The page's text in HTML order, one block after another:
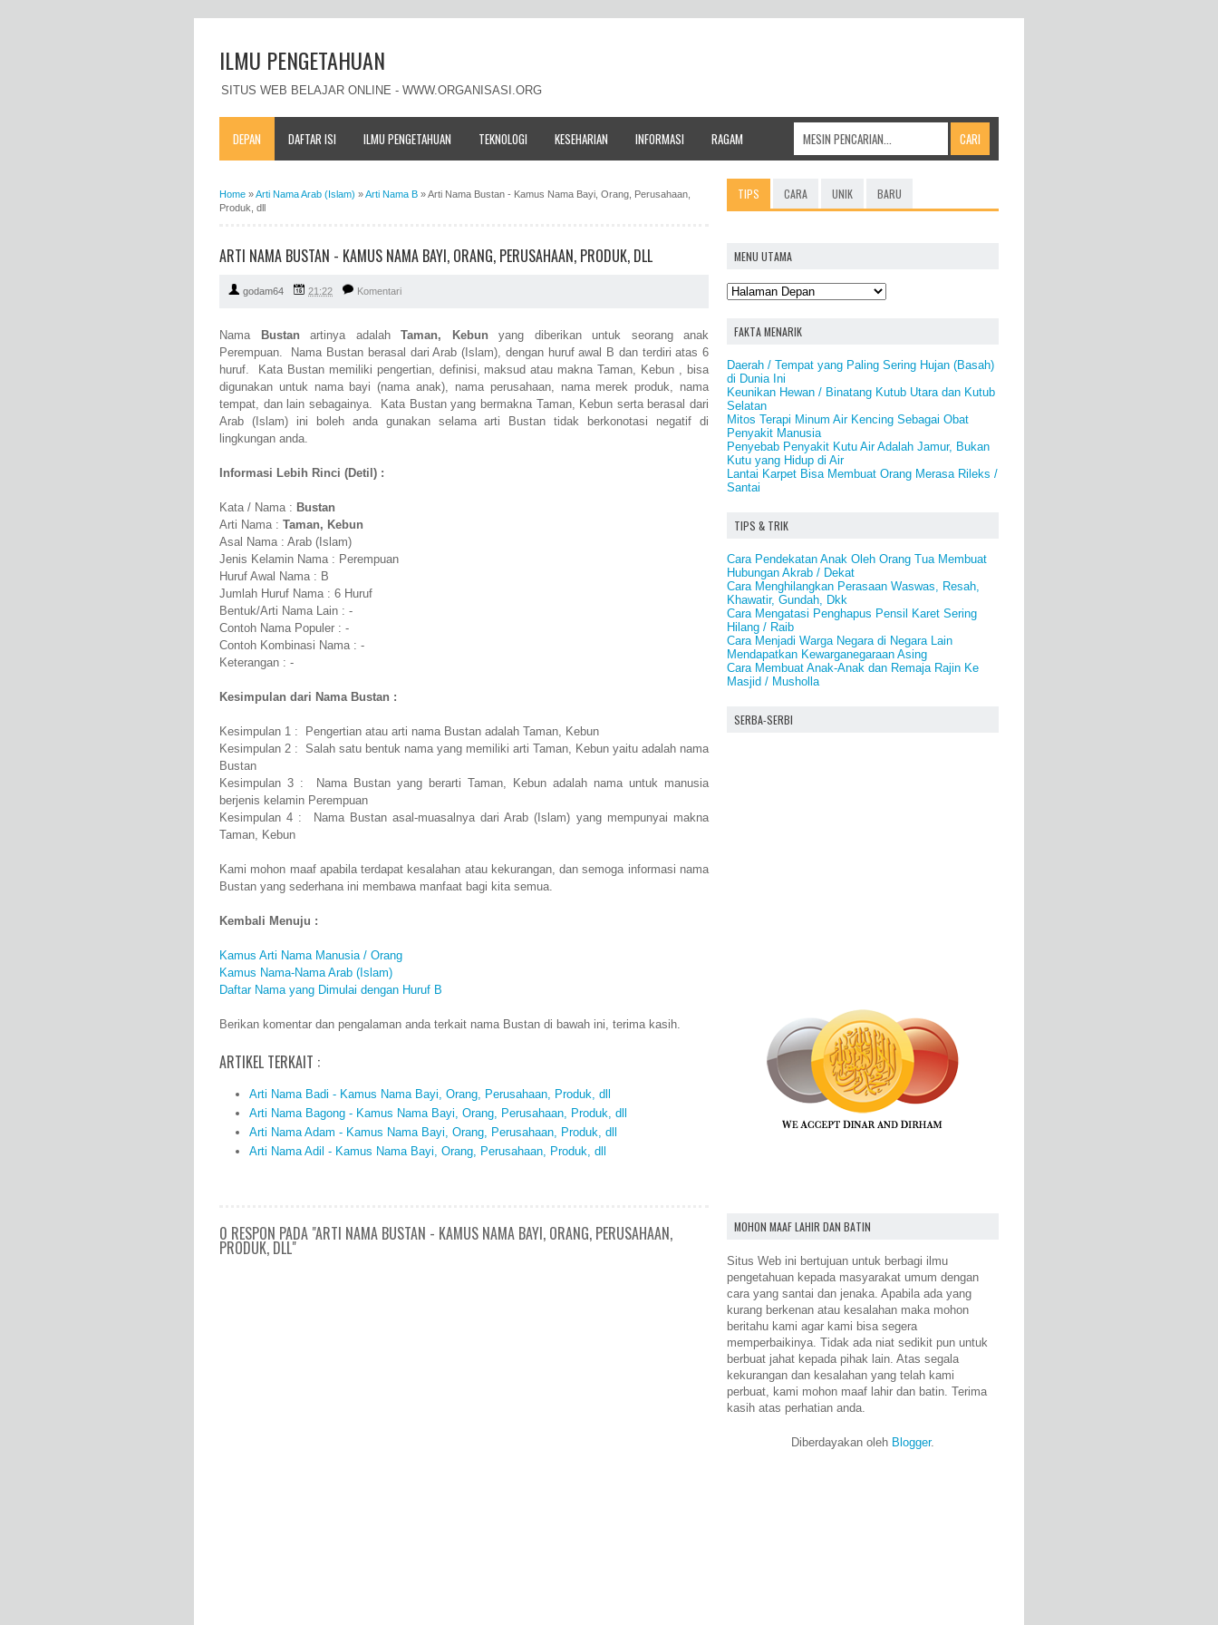
ILMU PENGETAHUAN
SITUS WEB BELAJAR ONLINE - WWW.ORGANISASI.ORG
DEPAN DAFTAR ISI ILMU PENGETAHUAN TEKNOLOGI KESEHARIAN INFORMASI RAGAM
Home »Arti Nama Arab (Islam) »Arti Nama B »Arti Nama Bustan - Kamus Nama Bayi, Orang, Perusahaan,
Produk, dll
ARTI NAMA BUSTAN - KAMUS NAMA BAYI, ORANG, PERUSAHAAN, PRODUK, DLL
godam64 21:22 Komentari
Nama Bustan artinya adalah Taman, Kebun yang diberikan untuk seorang anak
Perempuan. Nama Bustan berasal dari Arab (Islam), dengan huruf awal B dan terdiri atas 6
huruf. Kata Bustan memiliki pengertian, definisi, maksud atau makna Taman, Kebun , bisa
digunakan untuk nama bayi (nama anak), nama perusahaan, nama merek produk, nama
tempat, dan lain sebagainya. Kata Bustan yang bermakna Taman, Kebun serta berasal dari
Arab (Islam) ini boleh anda gunakan selama arti Bustan tidak berkonotasi negatif di
lingkungan anda.
Informasi Lebih Rinci (Detil) :
Kata / Nama : Bustan
Arti Nama : Taman, Kebun
Asal Nama : Arab (Islam)
Jenis Kelamin Nama : Perempuan
Huruf Awal Nama : B
Jumlah Huruf Nama : 6 Huruf
Bentuk/Arti Nama Lain : -
Contoh Nama Populer : -
Contoh Kombinasi Nama : -
Keterangan : -
Kesimpulan dari Nama Bustan :
Kesimpulan 1 : Pengertian atau arti nama Bustan adalah Taman, Kebun
Kesimpulan 2 : Salah satu bentuk nama yang memiliki arti Taman, Kebun yaitu adalah nama
Bustan
Kesimpulan 3 : Nama Bustan yang berarti Taman, Kebun adalah nama untuk manusia
berjenis kelamin Perempuan
Kesimpulan 4 : Nama Bustan asal-muasalnya dari Arab (Islam) yang mempunyai makna
Taman, Kebun
Kami mohon maaf apabila terdapat kesalahan atau kekurangan, dan semoga informasi nama
Bustan yang sederhana ini membawa manfaat bagi kita semua.
Kembali Menuju :
Kamus Arti Nama Manusia / Orang
Kamus Nama-Nama Arab (Islam)
Daftar Nama yang Dimulai dengan Huruf B
Berikan komentar dan pengalaman anda terkait nama Bustan di bawah ini, terima kasih.
ARTIKEL TERKAIT :
Arti Nama Badi - Kamus Nama Bayi, Orang, Perusahaan, Produk, dll
Arti Nama Bagong - Kamus Nama Bayi, Orang, Perusahaan, Produk, dll
Arti Nama Adam - Kamus Nama Bayi, Orang, Perusahaan, Produk, dll
Arti Nama Adil - Kamus Nama Bayi, Orang, Perusahaan, Produk, dll
0 RESPON PADA "ARTI NAMA BUSTAN - KAMUS NAMA BAYI, ORANG, PERUSAHAAN,
PRODUK, DLL"
TIPS CARA UNIK BARU
MENU UTAMA
FAKTA MENARIK
Daerah / Tempat yang Paling Sering Hujan (Basah)
di Dunia Ini
Keunikan Hewan / Binatang Kutub Utara dan Kutub
Selatan
Mitos Terapi Minum Air Kencing Sebagai Obat
Penyakit Manusia
Penyebab Penyakit Kutu Air Adalah Jamur, Bukan
Kutu yang Hidup di Air
Lantai Karpet Bisa Membuat Orang Merasa Rileks /
Santai
TIPS & TRIK
Cara Pendekatan Anak Oleh Orang Tua Membuat
Hubungan Akrab / Dekat
Cara Menghilangkan Perasaan Waswas, Resah,
Khawatir, Gundah, Dkk
Cara Mengatasi Penghapus Pensil Karet Sering
Hilang / Raib
Cara Menjadi Warga Negara di Negara Lain
Mendapatkan Kewarganegaraan Asing
Cara Membuat Anak-Anak dan Remaja Rajin Ke
Masjid / Musholla
SERBA-SERBI
MOHON MAAF LAHIR DAN BATIN
Situs Web ini bertujuan untuk berbagi ilmu
pengetahuan kepada masyarakat umum dengan
cara yang santai dan jenaka. Apabila ada yang
kurang berkenan atau kesalahan maka mohon
beritahu kami agar kami bisa segera
memperbaikinya. Tidak ada niat sedikit pun untuk
berbuat jahat kepada pihak lain. Atas segala
kekurangan dan kesalahan yang telah kami
perbuat, kami mohon maaf lahir dan batin. Terima
kasih atas perhatian anda.
Diberdayakan oleh Blogger.